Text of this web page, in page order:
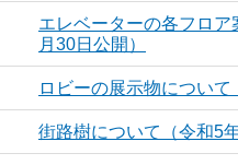
エレベーターの各フロ
月30日公開）
ロビーの展示物について
街路樹について（令和5